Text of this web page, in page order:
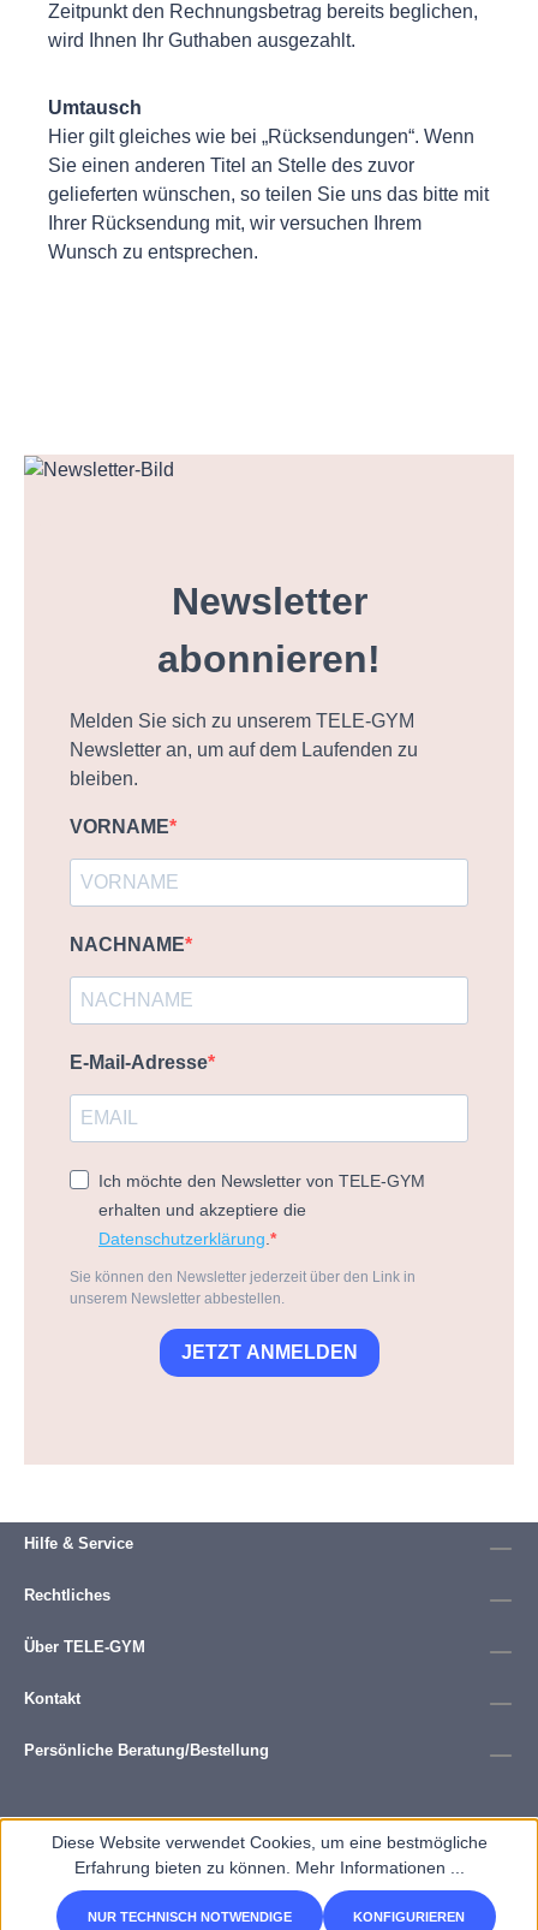
Zeitpunkt den Rechnungsbetrag bereits beglichen,
wird Ihnen Ihr Guthaben ausgezahlt.
Umtausch
Hier gilt gleiches wie bei „Rücksendungen“. Wenn
Sie einen anderen Titel an Stelle des zuvor
gelieferten wünschen, so teilen Sie uns das bitte mit
Ihrer Rücksendung mit, wir versuchen Ihrem
Wunsch zu entsprechen.
Newsletter
abonnieren!
Melden Sie sich zu unserem TELE-GYM
Newsletter an, um auf dem Laufenden zu
bleiben.
VORNAME
NACHNAME
E-Mail-Adresse
Ich möchte den Newsletter von TELE-GYM
erhalten und akzeptiere die
Datenschutzerklärung
Sie können den Newsletter jederzeit über den Link in
unserem Newsletter abbestellen.
JETZT ANMELDEN
Hilfe & Service
Rechtliches
Über TELE-GYM
Kontakt
Persönliche Beratung/Bestellung
Diese Website verwendet Cookies, um eine bestmögliche
Erfahrung bieten zu können. Mehr Informationen ...
NUR TECHNISCH NOTWENDIGE KONFIGURIEREN